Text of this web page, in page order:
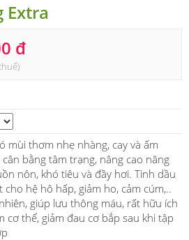
Extra
đ
mùi thơm nhẹ nhàng, cay và ấm
bằng tâm trạng, nâng cao năng
nôn, khó tiêu và đầy hơi. Tinh dầu
hệ hô hấp, giảm ho, cảm cúm,..
giúp lưu thông máu, rất hữu ích
cơ thể, giảm đau cơ bắp sau khi tập